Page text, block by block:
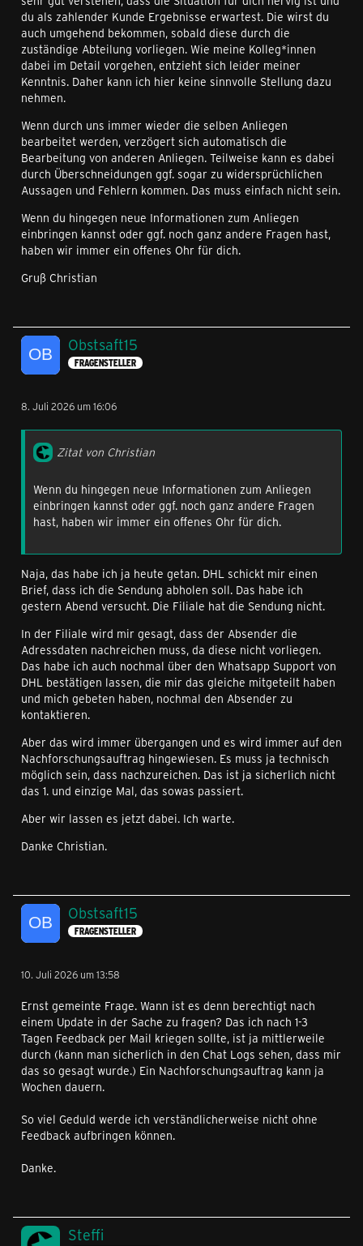
du als zahlender Kunde Ergebnisse erwartest. Die wirst du
auch umgehend bekommen, sobald diese durch die
zuständige Abteilung vorliegen. Wie meine Kolleg*innen
dabei im Detail vorgehen, entzieht sich leider meiner
Kenntnis. Daher kann ich hier keine sinnvolle Stellung dazu
nehmen.
Wenn durch uns immer wieder die selben Anliegen
bearbeitet werden, verzögert sich automatisch die
Bearbeitung von anderen Anliegen. Teilweise kann es dabei
durch Überschneidungen ggf. sogar zu widersprüchlichen
Aussagen und Fehlern kommen. Das muss einfach nicht sein.
Wenn du hingegen neue Informationen zum Anliegen
einbringen kannst oder ggf. noch ganz andere Fragen hast,
haben wir immer ein offenes Ohr für dich.
Gruß Christian
Obstsaft15
FRAGENSTELLER
8. Juli 2026 um 16:06
Zitat von Christian
Wenn du hingegen neue Informationen zum Anliegen
einbringen kannst oder ggf. noch ganz andere Fragen
hast, haben wir immer ein offenes Ohr für dich.
Naja, das habe ich ja heute getan. DHL schickt mir einen
Brief, dass ich die Sendung abholen soll. Das habe ich
gestern Abend versucht. Die Filiale hat die Sendung nicht.
In der Filiale wird mir gesagt, dass der Absender die
Adressdaten nachreichen muss, da diese nicht vorliegen.
Das habe ich auch nochmal über den Whatsapp Support von
DHL bestätigen lassen, die mir das gleiche mitgeteilt haben
und mich gebeten haben, nochmal den Absender zu
kontaktieren.
Aber das wird immer übergangen und es wird immer auf den
Nachforschungsauftrag hingewiesen. Es muss ja technisch
möglich sein, dass nachzureichen. Das ist ja sicherlich nicht
das 1. und einzige Mal, das sowas passiert.
Aber wir lassen es jetzt dabei. Ich warte.
Danke Christian.
Obstsaft15
FRAGENSTELLER
10. Juli 2026 um 13:58
Ernst gemeinte Frage. Wann ist es denn berechtigt nach
einem Update in der Sache zu fragen? Das ich nach 1-3
Tagen Feedback per Mail kriegen sollte, ist ja mittlerweile
durch (kann man sicherlich in den Chat Logs sehen, dass mir
das so gesagt wurde.) Ein Nachforschungsauftrag kann ja
Wochen dauern.
So viel Geduld werde ich verständlicherweise nicht ohne
Feedback aufbringen können.
Danke.
Steffi